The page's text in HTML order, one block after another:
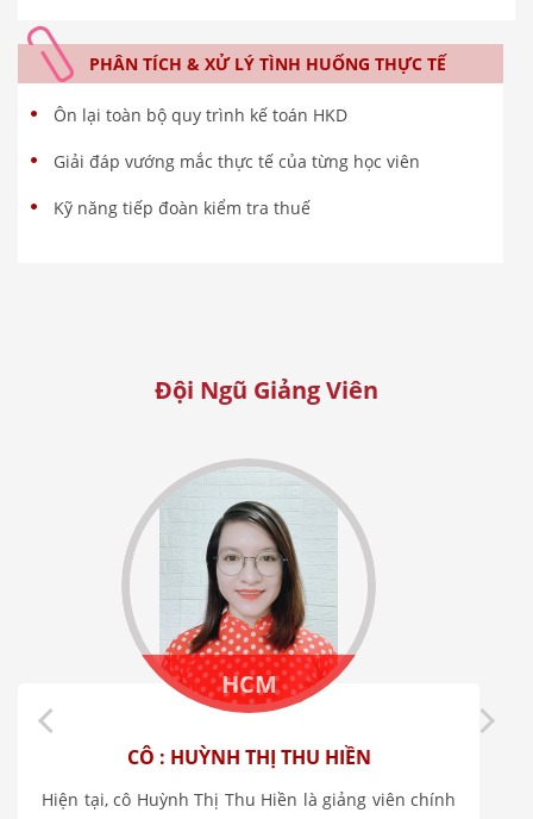
PHÂN TÍCH & XỬ LÝ TÌNH HUỐNG THỰC TẾ
Ôn lại toàn bộ quy trình kế toán HKD
Giải đáp vướng mắc thực tế của từng học viên
Kỹ năng tiếp đoàn kiểm tra thuế
Đội Ngũ Giảng Viên
Hà Nội
CÔ : LẠI THỊ THU HIỀN
Giảng Viên Lại Thị Thu Hiền Profile Giảng Viên Lại